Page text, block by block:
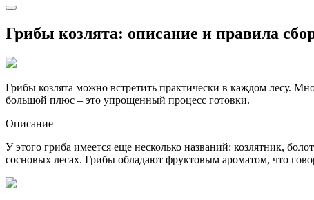
Грибы козлята: описание и правила
Грибы козлята можно встретить практически в каждом лесу.
большой плюс – это упрощенный процесс готовки.
Описание
У этого гриба имеется еще несколько названий: козлятник,
сосновых лесах. Грибы обладают фруктовым ароматом, что